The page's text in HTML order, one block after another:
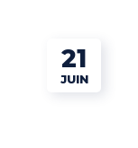
21
JUIN